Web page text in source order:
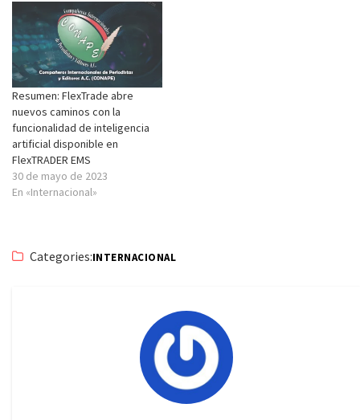
Resumen: FlexTrade abre
nuevos caminos con la
funcionalidad de inteligencia
artificial disponible en
FlexTRADER EMS
30 de mayo de 2023
En «Internacional»
Categories:INTERNACIONAL